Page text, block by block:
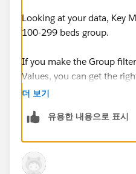
Looking at your data, Key
100-299 beds group.
If you make the Group
Values, you can get the
더 보기
유용한 내용으로 표시